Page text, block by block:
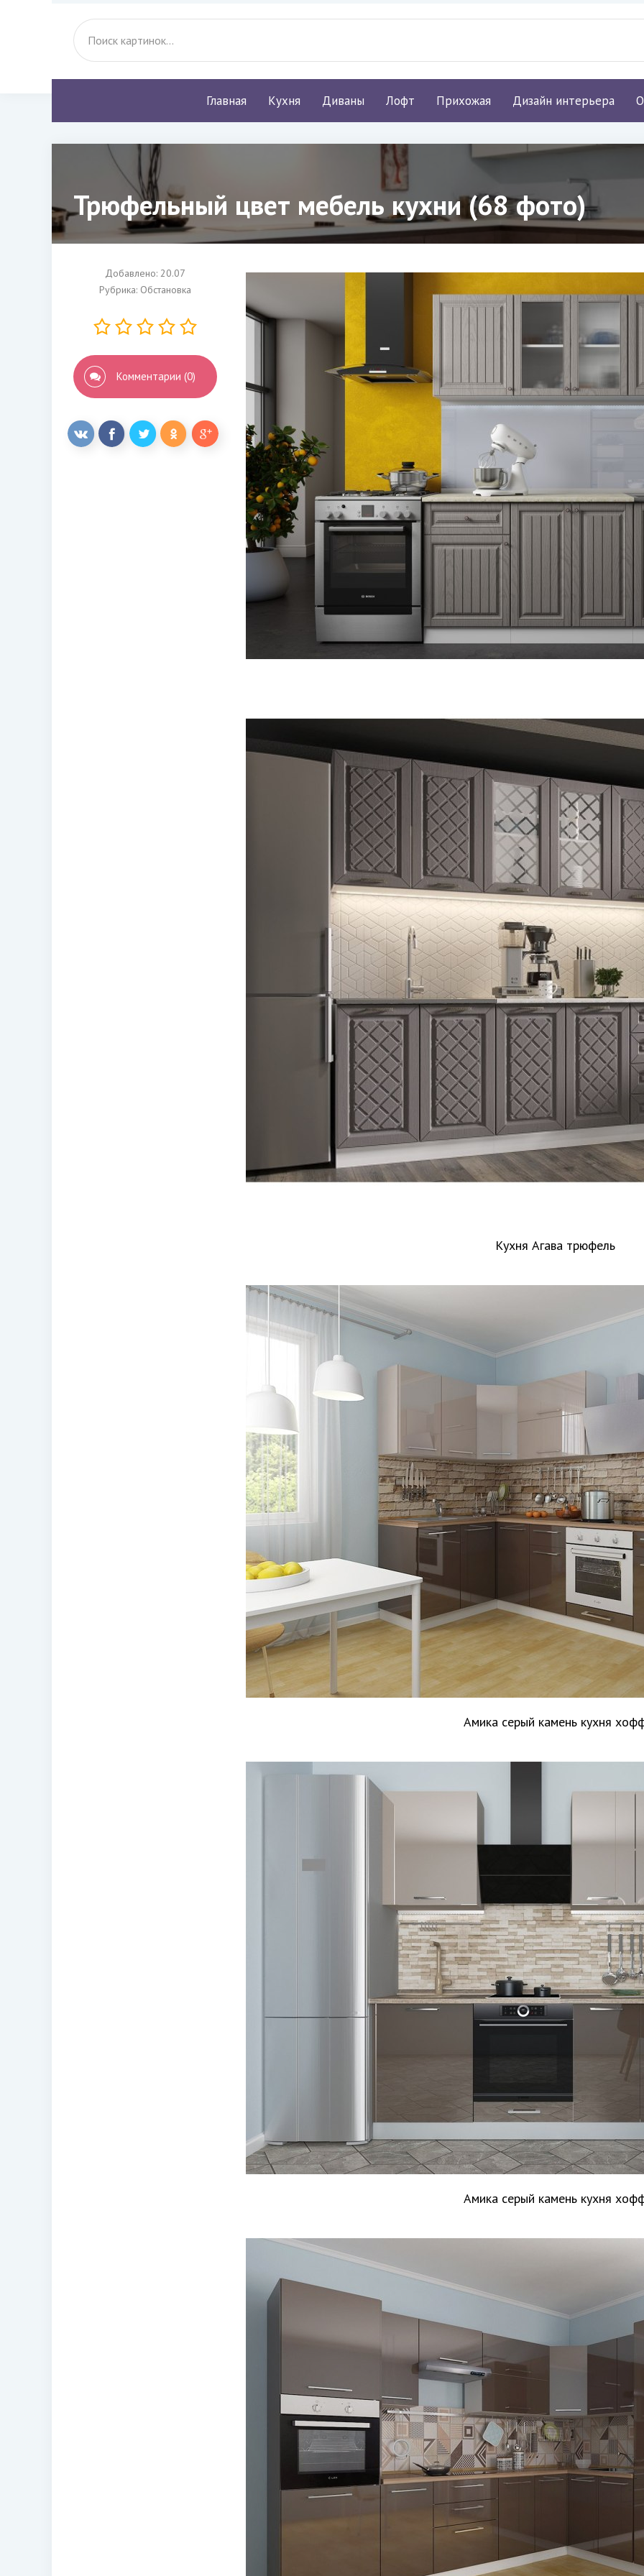
Главная Кухня Диваны Лофт Прихожая Дизайн интерьера
Трюфельный цвет мебель кухни (68 фото)
Добавлено: 20.07
Рубрика: Обстановка
Комментарии (0)
Кухня Агава трюфель
Амика серый камень кухня
Амика серый камень кухня